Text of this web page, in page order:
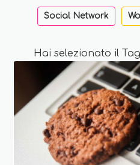
Social Network
Hai selezionato il